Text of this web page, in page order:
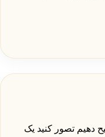
دهیم تصور کنید یک